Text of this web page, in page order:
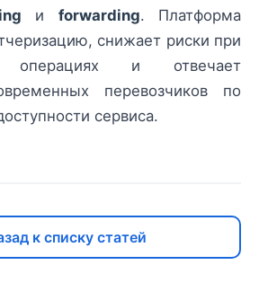
и forwarding. Платформа
снижает риски при
операциях и отвечает
перевозчиков по
сервиса.
к списку статей